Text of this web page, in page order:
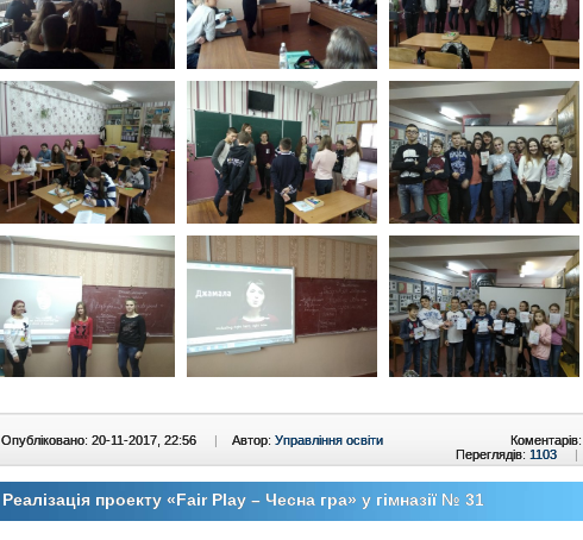
Опубліковано: 20-11-2017, 22:56 Автор: Управління освіти Коментарів:
Переглядів: 1103
Реалізація проекту «Fair Play – Чесна гра» у гімназії № 31